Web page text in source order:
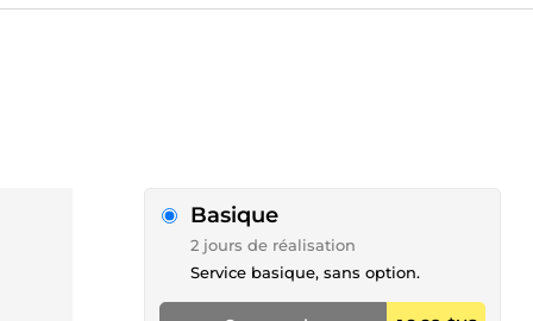
Basique
2 jours de réalisation
Service basique, sans option.